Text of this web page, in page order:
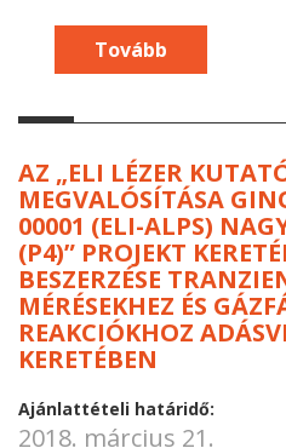
Tovább
AZ „ELI LÉZER
MEGVALÓSÍTÁSA
00001 (ELI-ALPS)
(P4)” PROJEKT
BESZERZÉSE
MÉRÉSEKHEZ ÉS
REAKCIÓKHOZ
KERETÉBEN
Ajánlattételi határidő:
2018. március 21.